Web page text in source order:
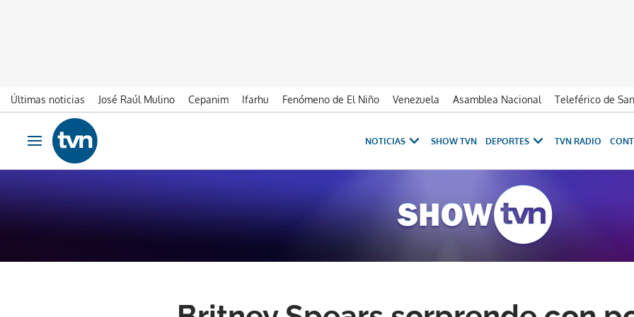
Últimas noticias José Raúl Mulino Cepanim Ifarhu Fenómeno de El Niño Venezuela Asamblea Nacional Teleférico de
Ir al contenido
Obrir navegació
NOTICIAS SHOW TVN DEPORTES TVN RADIO